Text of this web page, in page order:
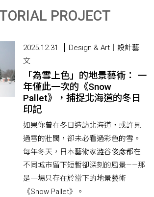
PROJECT
2025.12.31
Design & Art｜設計藝
文
「為雪上色」的地景藝術： 一
年僅此一次的《Snow
Pallet》，捕捉北海道的冬日
印記
如果你曾在冬日造訪北海道，或許見
過雪的壯闊，卻未必看過彩色的雪。
每年冬天，日本藝術家澁谷俊彦都在
不同城市留下短暫卻深刻的風景——那
是一場只存在於當下的地景藝術
《Snow Pallet》。